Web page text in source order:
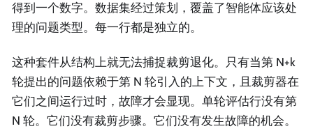
得到一个数字。数据集经过策划，覆盖了智能体应该处
理的问题类型。每一行都是独立的。
这种套件从结构上就无法捕捉裁剪退化。只有当第 N+k
轮提出的问题依赖于第 N 轮引入的上下文，且裁剪器在
它们之间运行过时，故障才会显现。单轮评估行没有第
N 轮。它们没有裁剪步骤。它们没有发生故障的机会。